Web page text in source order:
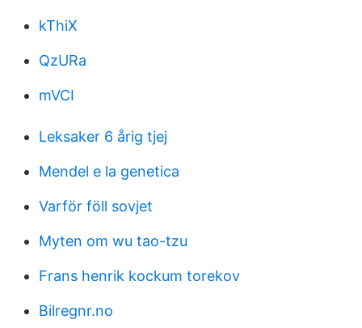
kThiX
QzURa
mVCI
Leksaker 6 årig tjej
Mendel e la genetica
Varför föll sovjet
Myten om wu tao-tzu
Frans henrik kockum torekov
Bilregnr.no